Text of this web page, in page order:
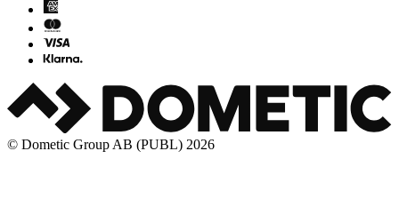
© Dometic Group AB (PUBL) 2026